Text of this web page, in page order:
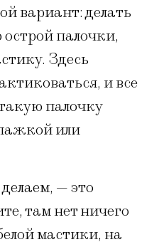
вариант: делать
палочки,
Здесь
и все
палочку
или
— это
там нет ничего
мастики, на